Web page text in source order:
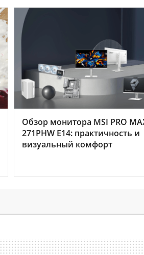
Обзор монитора MSI PRO
271PHW E14: практичность и
визуальный комфорт